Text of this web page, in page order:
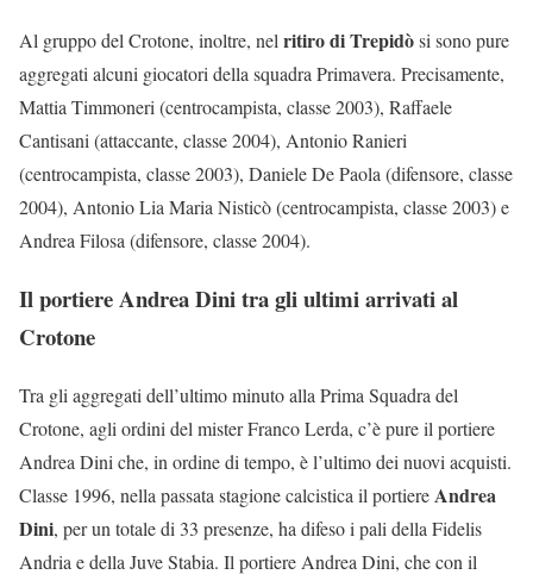
Al gruppo del Crotone, inoltre, nelritiro di Trepidòsi sono pure
aggregati alcuni giocatori della squadra Primavera. Precisamente,
Mattia Timmoneri (centrocampista, classe 2003), Raffaele
Cantisani (attaccante, classe 2004), Antonio Ranieri
(centrocampista, classe 2003), Daniele De Paola (difensore, classe
2004), Antonio Lia Maria Nisticò (centrocampista, classe 2003) e
Andrea Filosa (difensore, classe 2004).
Il portiere Andrea Dini tra gli ultimi arrivati al
Crotone
Tra gli aggregati dell’ultimo minuto alla Prima Squadra del
Crotone, agli ordini del mister Franco Lerda, c’è pure il portiere
Andrea Dini che, in ordine di tempo, è l’ultimo dei nuovi acquisti.
Classe 1996, nella passata stagione calcistica il portiereAndrea
Dini, per un totale di 33 presenze, ha difeso i pali della Fidelis
Andria e della Juve Stabia. Il portiere Andrea Dini, che con il